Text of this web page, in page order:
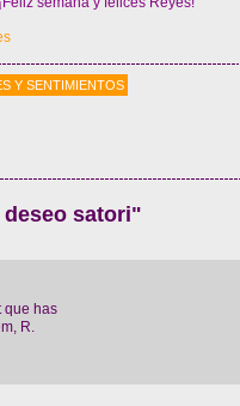
Y SENTIMIENTOS
deseo satori"
que has
R.